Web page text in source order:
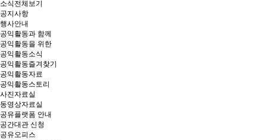
소식전체보기
공지사항
행사안내
공익활동과 함께
공익활동을 위한
공익활동소식
공익활동즐겨찾기
공익활동자료
공익활동스토리
사진자료실
동영상자료실
공유플랫폼 안내
공간대관 신청
공유오피스